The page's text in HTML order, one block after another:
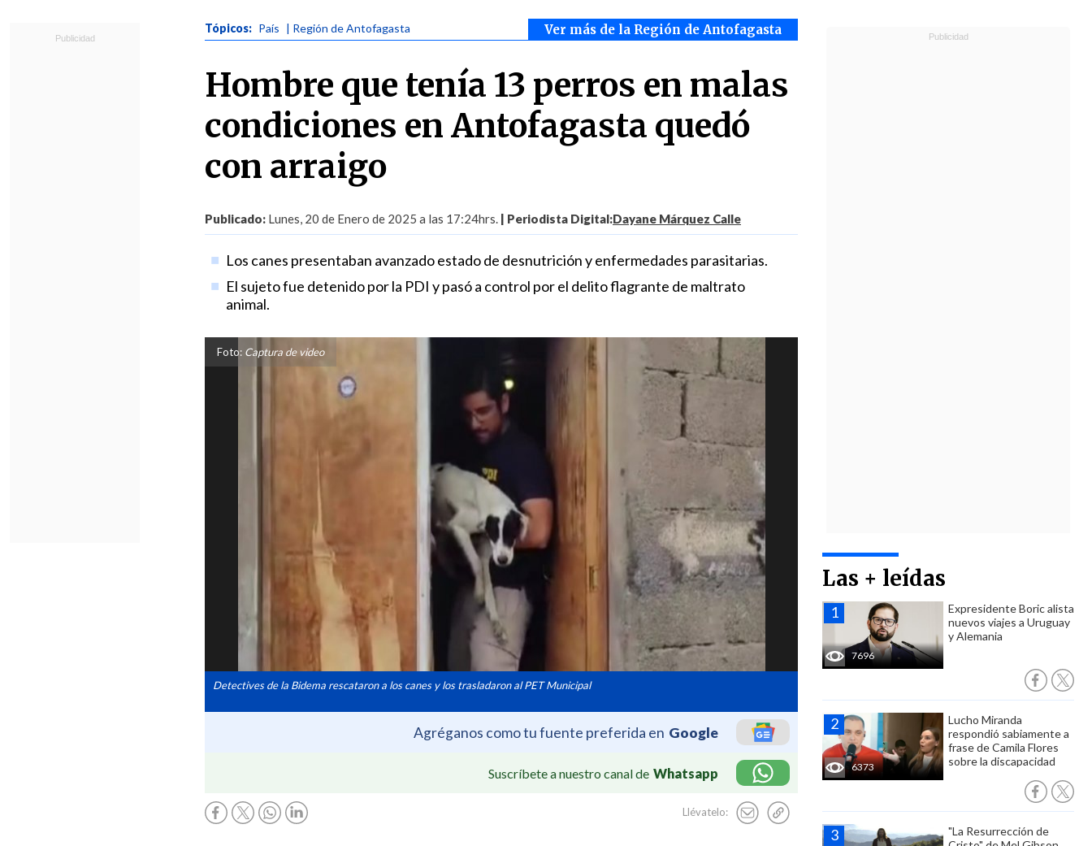
Ver más de la Región de Antofagasta
Tópicos: País | Región de Antofagasta
Hombre que tenía 13 perros en malas
condiciones en Antofagasta quedó
con arraigo
Publicado: Lunes, 20 de Enero de 2025 a las 17:24hrs. | Periodista Digital:Dayane Márquez Calle
Los canes presentaban avanzado estado de desnutrición y enfermedades parasitarias.
El sujeto fue detenido por la PDI y pasó a control por el delito flagrante de maltrato
animal.
Foto: Captura de video
Detectives de la Bidema rescataron a los canes y los trasladaron al PET Municipal
Agréganos como tu fuente preferida en Google
Suscríbete a nuestro canal de Whatsapp
Llévatelo:
Las + leídas
7696
Expresidente Boric alista
nuevos viajes a Uruguay
y Alemania
6373
Lucho Miranda
respondió sabiamente a
frase de Camila Flores
sobre la discapacidad
"La Resurrección de